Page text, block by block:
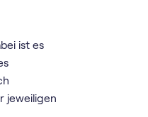
ist es
jeweiligen